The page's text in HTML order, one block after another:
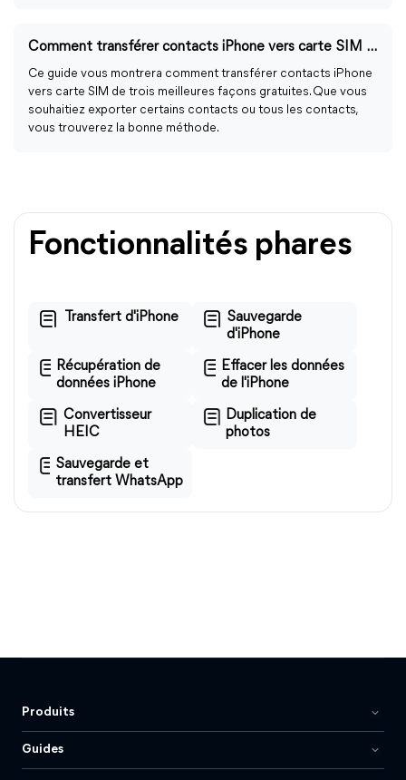
Comment transférer contacts iPhone vers carte SIM ( 3 façons )
Ce guide vous montrera comment transférer contacts iPhone
vers carte SIM de trois meilleures façons gratuites. Que vous
souhaitiez exporter certains contacts ou tous les contacts,
vous trouverez la bonne méthode.
Fonctionnalités phares
Transfert d'iPhone
Sauvegarde
d'iPhone
Récupération de
données iPhone
Effacer les données
de l'iPhone
Convertisseur
HEIC
Duplication de
photos
Sauvegarde et
transfert WhatsApp
Produits
Guides